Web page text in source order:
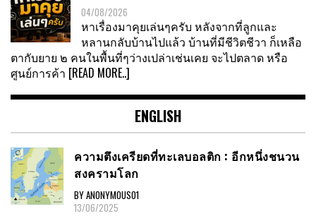
04/08/2026
หาเรื่องมาคุยเล่นๆครับ หลังจากที่ลูกและ
หลานกลับบ้านไปแล้ว บ้านที่มีชีวิตชีวา ก็เหลือ
ตากับยาย ๒ คนในพื้นที่ๆว่างเปล่าเช่นเคย จะไปตลาด หรือ
ศูนย์การค้า [READ MORE..]
ENGLISH
ความตึงเครียดที่ทะเลบอลติก : อีกหนึ่งชนวน
สงครามโลก
BY ANONYMOUS01
13/06/2025